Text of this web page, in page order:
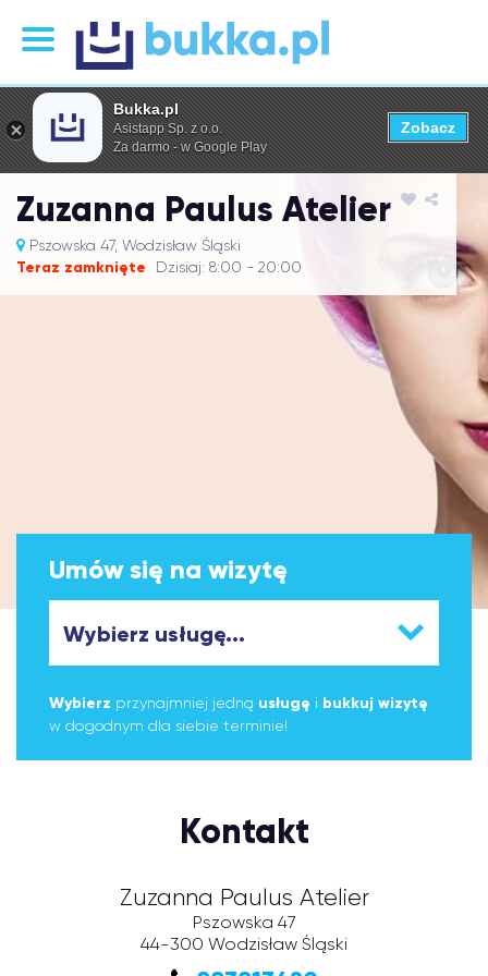
Zuzanna Paulus Atelier
Pszowska 47, Wodzisław Śląski
Teraz zamknięte Dzisiaj: 8:00 - 20:00
Umów się na wizytę
Wybierz przynajmniej jedną usługę i bukkuj wizytę
w dogodnym dla siebie terminie!
Kontakt
Zuzanna Paulus Atelier
Pszowska 47
44-300 Wodzisław Śląski
Bukka.pl
Asistapp Sp. z o.o.
Za darmo - w Google Play
Zobacz